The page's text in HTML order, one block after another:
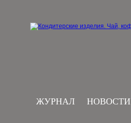
ЖУРНАЛ НОВОСТИ